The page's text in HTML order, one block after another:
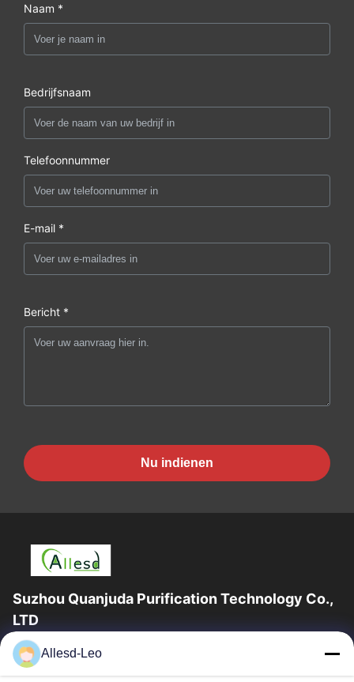
Naam *
Bedrijfsnaam
Telefoonnummer
E-mail *
Bericht *
Nu indienen
Suzhou Quanjuda Purification Technology Co.,
LTD
16years ervaring, als belangrijke fabrikant en exporteur van
ESD & Cleanroom producten, bieden wij een volledige lijn van
Allesd-Leo